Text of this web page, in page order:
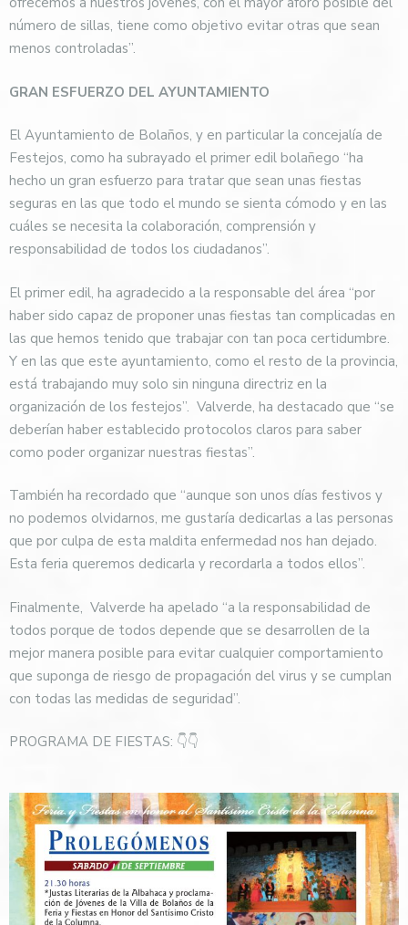
número de sillas, tiene como objetivo evitar otras que sean
menos controladas”.
GRAN ESFUERZO DEL AYUNTAMIENTO
El Ayuntamiento de Bolaños, y en particular la concejalía de
Festejos, como ha subrayado el primer edil bolañego “ha
hecho un gran esfuerzo para tratar que sean unas fiestas
seguras en las que todo el mundo se sienta cómodo y en las
cuáles se necesita la colaboración, comprensión y
responsabilidad de todos los ciudadanos”.
El primer edil, ha agradecido a la responsable del área “por
haber sido capaz de proponer unas fiestas tan complicadas en
las que hemos tenido que trabajar con tan poca certidumbre.
Y en las que este ayuntamiento, como el resto de la provincia,
está trabajando muy solo sin ninguna directriz en la
organización de los festejos”. Valverde, ha destacado que “se
deberían haber establecido protocolos claros para saber
como poder organizar nuestras fiestas”.
También ha recordado que “aunque son unos días festivos y
no podemos olvidarnos, me gustaría dedicarlas a las personas
que por culpa de esta maldita enfermedad nos han dejado.
Esta feria queremos dedicarla y recordarla a todos ellos”.
Finalmente, Valverde ha apelado “a la responsabilidad de
todos porque de todos depende que se desarrollen de la
mejor manera posible para evitar cualquier comportamiento
que suponga de riesgo de propagación del virus y se cumplan
con todas las medidas de seguridad”.
PROGRAMA DE FIESTAS: 👇👇